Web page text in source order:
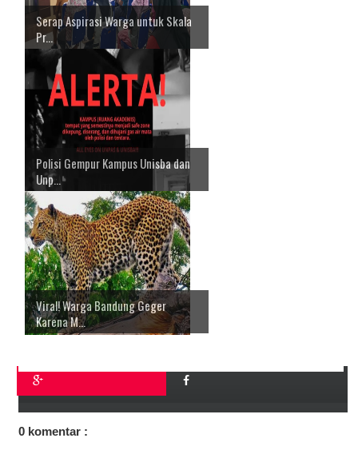
Serap Aspirasi Warga untuk Skala
Pr...
Polisi Gempur Kampus Unisba dan
Unp...
Viral! Warga Bandung Geger
Karena M...
0 komentar :